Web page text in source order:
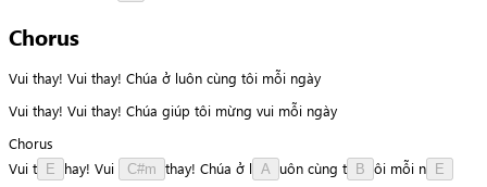
Chorus
Vui thay! Vui thay! Chúa ở luôn cùng tôi mỗi ngày
Vui thay! Vui thay! Chúa giúp tôi mừng vui mỗi ngày
Chorus
Vui t E hay! Vui C#m thay! Chúa ở l A uôn cùng t B ôi mỗi n E